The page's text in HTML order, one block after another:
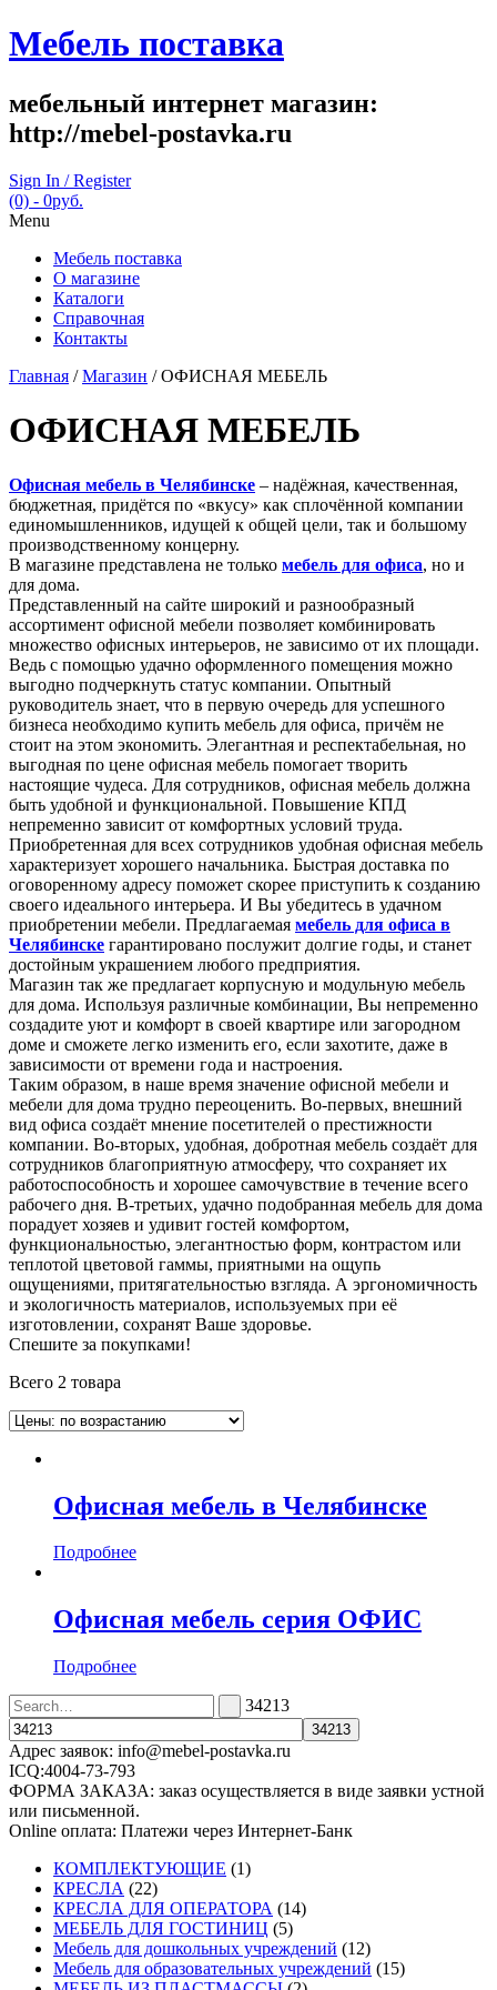
Мебель поставка
мебельный интернет магазин:
http://mebel-postavka.ru
Sign In / Register
(0) - 0руб.
Menu
Мебель поставка
О магазине
Каталоги
Справочная
Контакты
Главная /Магазин / ОФИСНАЯ МЕБЕЛЬ
ОФИСНАЯ МЕБЕЛЬ
Офисная мебель в Челябинске – надёжная, качественная,
бюджетная, придётся по «вкусу» как сплочённой компании
единомышленников, идущей к общей цели, так и большому
производственному концерну.
В магазине представлена не только мебель для офиса, но и
для дома.
Представленный на сайте широкий и разнообразный
ассортимент офисной мебели позволяет комбинировать
множество офисных интерьеров, не зависимо от их площади.
Ведь с помощью удачно оформленного помещения можно
выгодно подчеркнуть статус компании. Опытный
руководитель знает, что в первую очередь для успешного
бизнеса необходимо купить мебель для офиса, причём не
стоит на этом экономить. Элегантная и респектабельная, но
выгодная по цене офисная мебель помогает творить
настоящие чудеса. Для сотрудников, офисная мебель должна
быть удобной и функциональной. Повышение КПД
непременно зависит от комфортных условий труда.
Приобретенная для всех сотрудников удобная офисная мебель
характеризует хорошего начальника. Быстрая доставка по
оговоренному адресу поможет скорее приступить к созданию
своего идеального интерьера. И Вы убедитесь в удачном
приобретении мебели. Предлагаемая мебель для офиса в
Челябинске гарантировано послужит долгие годы, и станет
достойным украшением любого предприятия.
Магазин так же предлагает корпусную и модульную мебель
для дома. Используя различные комбинации, Вы непременно
создадите уют и комфорт в своей квартире или загородном
доме и сможете легко изменить его, если захотите, даже в
зависимости от времени года и настроения.
Таким образом, в наше время значение офисной мебели и
мебели для дома трудно переоценить. Во-первых, внешний
вид офиса создаёт мнение посетителей о престижности
компании. Во-вторых, удобная, добротная мебель создаёт для
сотрудников благоприятную атмосферу, что сохраняет их
работоспособность и хорошее самочувствие в течение всего
рабочего дня. В-третьих, удачно подобранная мебель для дома
порадует хозяев и удивит гостей комфортом,
функциональностью, элегантностью форм, контрастом или
теплотой цветовой гаммы, приятными на ощупь
ощущениями, притягательностью взгляда. А эргономичность
и экологичность материалов, используемых при её
изготовлении, сохранят Ваше здоровье.
Спешите за покупками!
Всего 2 товара
Офисная мебель в Челябинске
Подробнее
Офисная мебель серия ОФИС
Подробнее
34213
Адрес заявок: info@mebel-postavka.ru
ICQ:4004-73-793
ФОРМА ЗАКАЗА: заказ осуществляется в виде заявки устной
или письменной.
Online оплата: Платежи через Интернет-Банк
КОМПЛЕКТУЮЩИЕ (1)
КРЕСЛА (22)
КРЕСЛА ДЛЯ ОПЕРАТОРА (14)
МЕБЕЛЬ ДЛЯ ГОСТИНИЦ (5)
Мебель для дошкольных учреждений (12)
Мебель для образовательных учреждений (15)